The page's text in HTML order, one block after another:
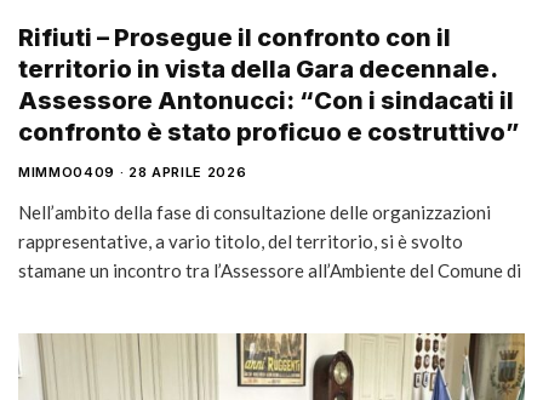
Rifiuti – Prosegue il confronto con il
territorio in vista della Gara decennale.
Assessore Antonucci: “Con i sindacati il
confronto è stato proficuo e costruttivo”
MIMMO0409 28 APRILE 2026
Nell’ambito della fase di consultazione delle organizzazioni
rappresentative, a vario titolo, del territorio, si è svolto
stamane un incontro tra l’Assessore all’Ambiente del Comune di